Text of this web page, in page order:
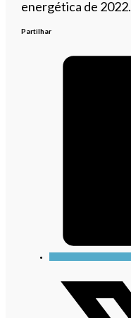
energética de 2022.
Partilhar